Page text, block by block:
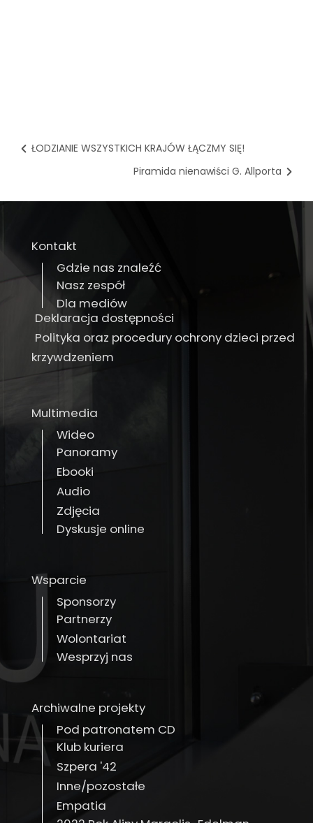
ŁODZIANIE WSZYSTKICH KRAJÓW ŁĄCZMY SIĘ!
Piramida nienawiści G. Allporta
Kontakt
Gdzie nas znaleźć
Nasz zespół
Dla mediów
Deklaracja dostępności
Polityka oraz procedury ochrony dzieci przed
krzywdzeniem
Multimedia
Wideo
Panoramy
Ebooki
Audio
Zdjęcia
Dyskusje online
Wsparcie
Sponsorzy
Partnerzy
Wolontariat
Wesprzyj nas
Archiwalne projekty
Pod patronatem CD
Klub kuriera
Szpera '42
Inne/pozostałe
Empatia